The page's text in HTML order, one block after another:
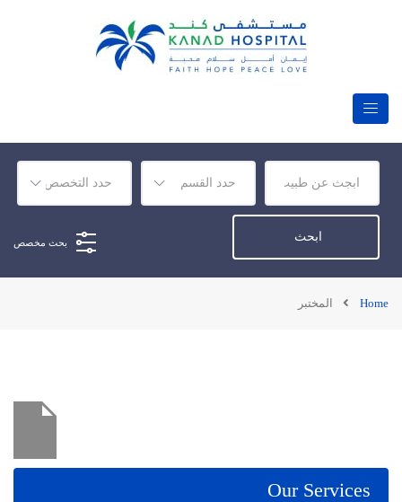
بحث مخصص
Home المختبر
Our Services